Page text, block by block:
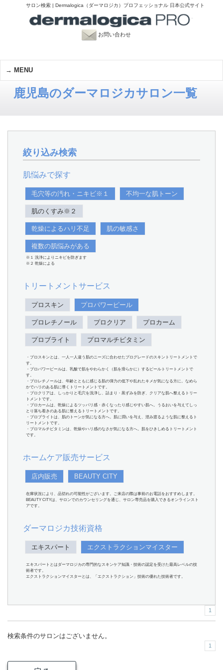
サロン検索 | Dermalogica（ダーマロジカ）プロフェッショナル 日本公式サイト
お問い合わせ
MENU
鹿児島のダーマロジカサロン一覧
絞り込み検索
肌悩みで探す
毛穴等の汚れ・ニキビ※１ 不均一な肌トーン
肌のくすみ※２
乾燥によるハリ不足 肌の敏感さ
複数の肌悩みがある
※１ 洗浄によりニキビを防ぎます
※２ 乾燥による
トリートメントサービス
プロスキン プロパワーピール
プロレチノール プロクリア プロカーム
プロブライト プロマルチビタミン
・プロスキンとは、一人一人違う肌のニーズに合わせたプログレードのスキントリートメントで
す。
・プロパワーピールは、乳酸で肌をやわらかく（肌を滑らかに）するピールトリートメントで
す。
・プロレチノールは、年齢とともに感じる肌の弾力の低下や乱れたキメが気になる方に。なめら
かでハリのある肌に導くトリートメントです。
・プロクリアは、しっかりと毛穴を洗浄し、詰まり・黒ずみを防ぎ、クリアな肌へ整えるトリー
トメントです。
・プロカームは、乾燥によるツッパリ感・赤くなったり感じやすい肌へ。うるおいを与えてしっ
とり落ち着きのある肌に整えるトリートメントです。
・プロブライトは、肌のトーンが気になる方へ。肌に潤いを与え、澄み渡るような肌に整えるト
リートメントです。
・プロマルチビタミンは、乾燥やハリ感のなさが気になる方へ。肌をひきしめるトリートメント
です。
ホームケア販売サービス
店内販売 BEAUTY CITY
在庫状況により、品切れの可能性がございます。ご来店の際は事前のお電話をおすすめします。
BEAUTY CITYは、サロンでのカウンセリングを通じ、サロン専売品を購入できるオンラインスト
アです。
ダーマロジカ技術資格
エキスパート エクストラクションマイスター
エキスパートとはダーマロジカの専門的なスキンケア知識・技術の認定を受けた最高レベルの技
術者です。
エクストラクションマイスターとは、「エクストラクション」技術の優れた技術者です。
1
検索条件のサロンはございません。
1